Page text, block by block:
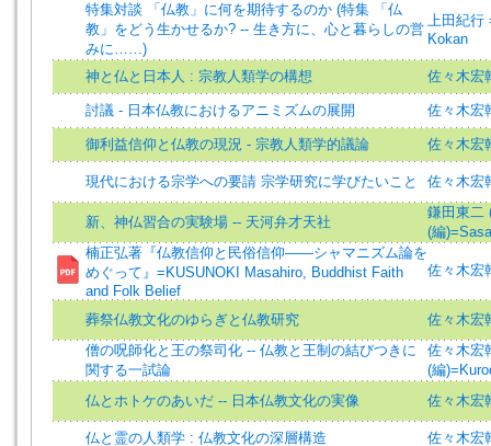
特集対談 「仏教」に何を期待するのか (特集 「仏
教」をどう生かせるか? -- 生き方に、心と暮らしの営
みに……)
上田紀行
Kokan
神と仏と日本人 : 宗教人類学の構想 佐々木宏
討議 - 日本仏教におけるアニミズムの展開 佐々木宏
御利益信仰と仏教の現況 - 宗教人類学的議論 佐々木宏
現代における宗学への要請 宗学研究に学びたいこと 佐々木宏
新、神仏習合の実験場 -- 天河弁才天社
鎌田東二
(編
楠正弘著『仏教信仰と民俗信仰――シャマニズム論を
めぐって』=KUSUNOKI Masahiro, Buddhist Faith
and Folk Belief
佐々木宏
葬祭仏教文化のゆらぎと仏教研究
佐々木宏
僧の呪師化と王の祭司化 -- 仏教と王制の結びつきに
関する一試論
佐々木宏
(編
仏とホトケのあいだ -- 日本仏教文化の実像
佐々木宏
仏と霊の人類学 : 仏教文化の深層構造 佐々木宏